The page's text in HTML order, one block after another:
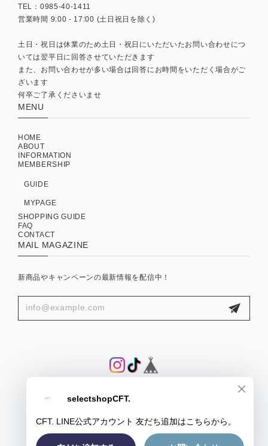
TEL：0985-40-1411
営業時間 9:00 - 17:00 (土日祝日を除く)
土日・祝日は休業のため土日・祝日にいただいたお問い合わせにつ
いては翌平日に回答させていただきます
また、お問い合わせが多い場合は回答にお時間をいただく場合がご
ざいます
何卒ご了承くださいませ
MENU
HOME
ABOUT
INFORMATION
MEMBERSHIP
GUIDE
MYPAGE
SHOPPING GUIDE
FAQ
CONTACT
MAIL MAGAZINE
新商品やキャンペーンの最新情報を配信中！
プライバシーポリシー特定商取引法に基づく表記会員規約